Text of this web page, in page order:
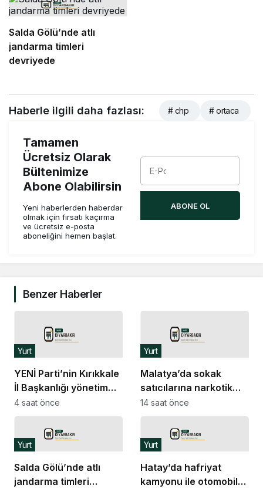
Salda Gölü’nde atlı
jandarma timleri
devriyede
Haberle ilgili daha fazlası: # chp # ortaca
Tamamen
Ücretsiz Olarak
Bültenimize
Abone Olabilirsin
Yeni haberlerden haberdar
olmak için fırsatı kaçırma
ve ücretsiz e-posta
aboneliğini hemen başlat.
ABONE OL
Benzer Haberler
YENİ Parti’nin Kırıkkale
İl Başkanlığı yönetim
kadrosu açıklandı
Yurt
4 saat önce
Malatya’da sokak
satıcılarına narkotik
operasyonu: 11 şüpheli
tutuklandı
Yurt
14 saat önce
Salda Gölü’nde atlı
jandarma timleri
Yurt
Hatay’da hafriyat
kamyonu ile otomobil
Yurt